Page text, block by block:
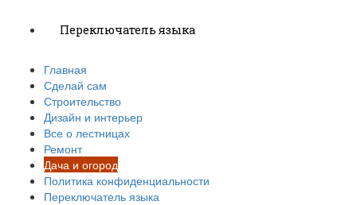
Переключатель языка
Главная
Сделай сам
Строительство
Дизайн и интерьер
Все о лестницах
Ремонт
Дача и огород
Политика конфиденциальности
Переключатель языка